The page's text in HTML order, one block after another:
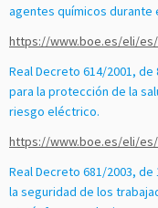
agentes químicos durante
https://www.boe.es/eli/
Real Decreto 614/2001,
para la protección de la
riesgo eléctrico.
https://www.boe.es/eli/
Real Decreto 681/2003,
la seguridad de los